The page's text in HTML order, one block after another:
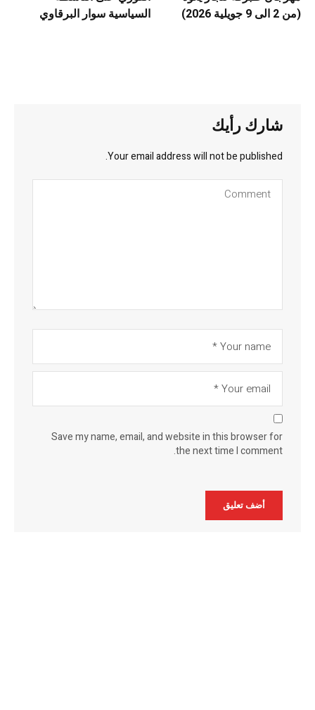
(من 2 الى 9 جويلية 2026)
السياسية سوار البرقاوي
شارك رأيك
Your email address will not be published.
Save my name, email, and website in this browser for
the next time I comment.